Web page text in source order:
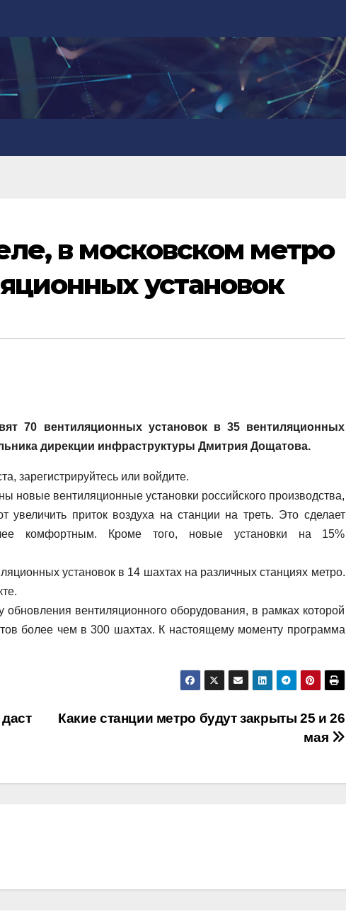
в московском метро
установок
70 вентиляционных установок в 35 вентиляционных
дирекции инфраструктуры Дмитрия Дощатова.
зарегистрируйтесь или войдите.
новые вентиляционные установки российского производства,
приток воздуха на станции на треть. Это сделает
комфортным. Кроме того, новые установки на 15%
установок в 14 шахтах на различных станциях метро.
обновления вентиляционного оборудования, в рамках которой
более чем в 300 шахтах. К настоящему моменту программа
Какие станции метро будут закрыты 25 и 26
мая